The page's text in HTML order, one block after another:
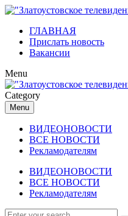
ГЛАВНАЯ
Прислать новость
Вакансии
Menu
Category
Menu
ВИДЕОНОВОСТИ
ВСЕ НОВОСТИ
Рекламодателям
ВИДЕОНОВОСТИ
ВСЕ НОВОСТИ
Рекламодателям